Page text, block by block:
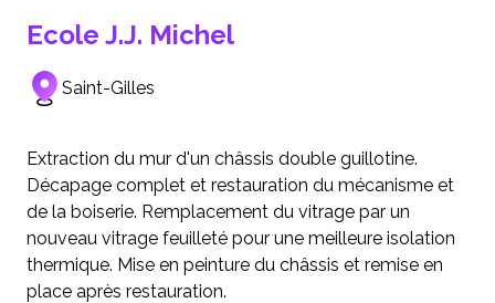
Ecole J.J. Michel
Saint-Gilles
Extraction du mur d'un châssis double guillotine.
Décapage complet et restauration du mécanisme et
de la boiserie. Remplacement du vitrage par un
nouveau vitrage feuilleté pour une meilleure isolation
thermique. Mise en peinture du châssis et remise en
place après restauration.